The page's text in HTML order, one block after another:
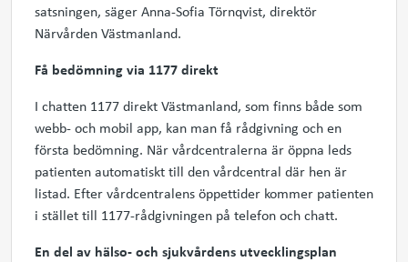
satsningen, säger Anna-Sofia Törnqvist, direktör
Närvården Västmanland.
Få bedömning via 1177 direkt
I chatten 1177 direkt Västmanland, som finns både som
webb- och mobil app, kan man få rådgivning och en
första bedömning. När vårdcentralerna är öppna leds
patienten automatiskt till den vårdcentral där hen är
listad. Efter vårdcentralens öppettider kommer patienten
i stället till 1177-rådgivningen på telefon och chatt.
En del av hälso- och sjukvårdens utvecklingsplan